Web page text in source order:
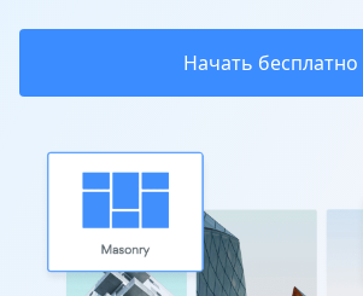
Начать бесплатно